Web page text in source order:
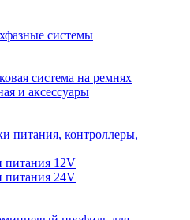
системы
система на ремнях
и аксессуары
питания, контроллеры,
питания 12V
питания 24V